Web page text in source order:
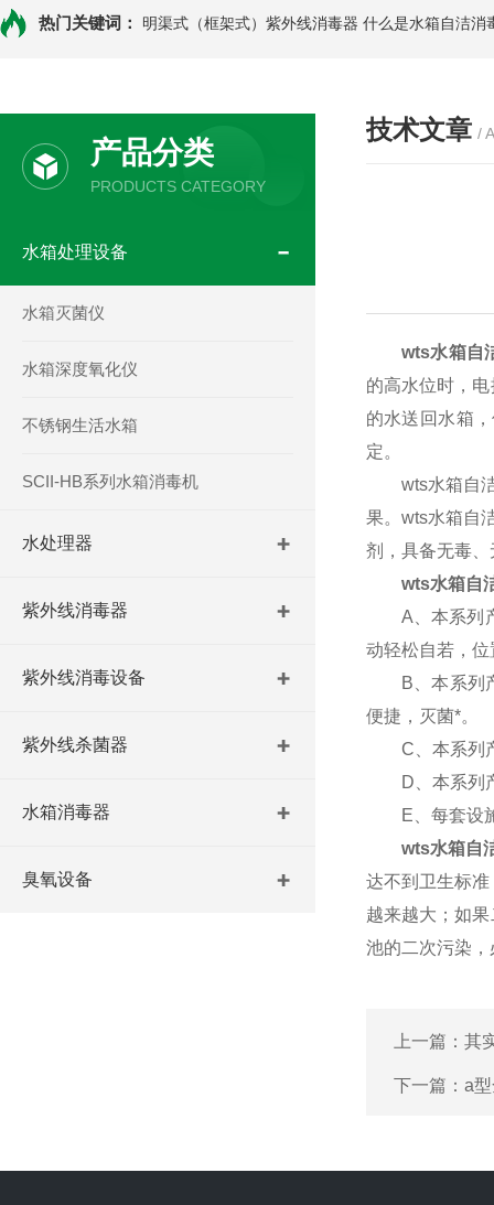
热门关键词： 明渠式（框架式）紫外线消毒器 什么是水箱自洁消
产品分类
PRODUCTS CATEGORY
水箱处理设备
水箱灭菌仪
水箱深度氧化仪
不锈钢生活水箱
SCII-HB系列水箱消毒机
水处理器
紫外线消毒器
紫外线消毒设备
紫外线杀菌器
水箱消毒器
臭氧设备
技术文章 /
wts水箱自
的高水位时，
的水送回水箱
定。
wts水箱自洁
果。wts水箱自
剂，具备无毒
wts水箱自
A、本系列产
动轻松自若，
B、本系列产
便捷，灭菌*。
C、本系列产
D、本系列产
E、每套设施
wts水箱自
达不到卫生标
越来越大；如
池的二次污染
上一篇： 其
下一篇： a